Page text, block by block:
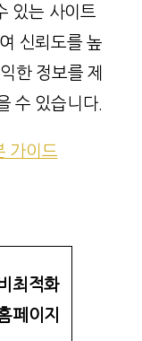
있는 사이트
신뢰도를 높
한 정보를 제
수 있습니다.
가이드
최적화
페이지